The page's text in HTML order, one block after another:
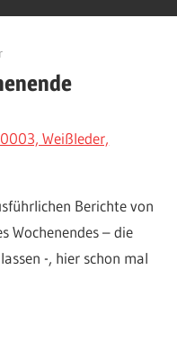
Berichte von
Wochenendes – die
-, hier schon mal